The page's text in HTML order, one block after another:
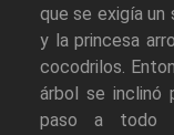
que se exigía un
y la princesa
cocodrilos.
árbol se inclinó
paso a todo